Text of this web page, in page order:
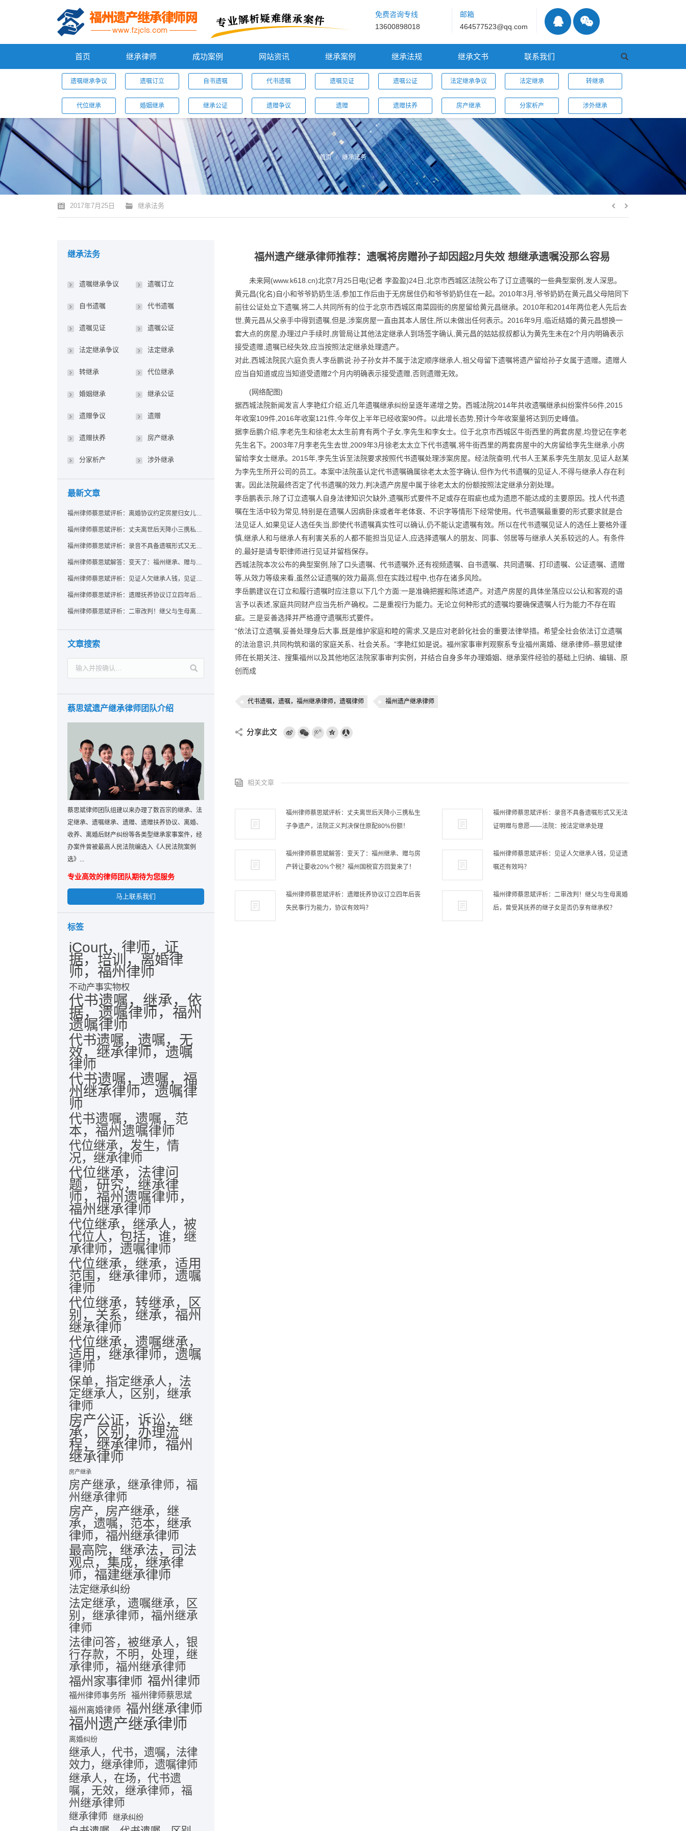
免费咨询专线
13600898018
邮箱
464577523@qq.com
首页 继承律师 成功案例 网站资讯 继承案例 继承法规 继承文书 联系我们
遗嘱继承争议 遗嘱订立 自书遗嘱 代书遗嘱 遗嘱见证 遗嘱公证 法定继承争议 法定继承 转继承
代位继承 婚姻继承 继承公证 遗赠争议 遗赠 遗赠扶养 房产继承 分家析产 涉外继承
您的位置： 首页 继承法务
2017年7月25日 继承法务
福州遗产继承律师推荐：遗嘱将房赠孙子却因超2月失效 想继承遗嘱没那么容易
未来网(www.k618.cn)北京7月25日电(记者 李盈盈)24日,北京市西城区法院公布了订立遗嘱的一些典型案例,发人深思。
黄元昌(化名)自小和爷爷奶奶生活,参加工作后由于无房居住仍和爷爷奶奶住在一起。2010年3月,爷爷奶奶在黄元昌父母陪同下
前往公证处立下遗嘱,将二人共同所有的位于北京市西城区南菜园街的房屋留给黄元昌继承。2010年和2014年两位老人先后去
世,黄元昌从父亲手中得到遗嘱,但是,涉案房屋一直由其本人居住,所以未做出任何表示。2016年9月,临近结婚的黄元昌想换一
套大点的房屋,办理过户手续时,房管局让其他法定继承人到场签字确认,黄元昌的姑姑叔叔都认为黄先生未在2个月内明确表示
接受遗赠,遗嘱已经失效,应当按照法定继承处理遗产。
对此,西城法院民六庭负责人李岳鹏说:孙子孙女并不属于法定顺序继承人,祖父母留下遗嘱将遗产留给孙子女属于遗赠。遗赠人
应当自知道或应当知道受遗赠2个月内明确表示接受遗赠,否则遗赠无效。
(网络配图)
据西城法院新闻发言人李艳红介绍,近几年遗嘱继承纠纷呈逐年递增之势。西城法院2014年共收遗嘱继承纠纷案件56件,2015
年收案109件,2016年收案121件,今年仅上半年已经收案90件。以此增长态势,预计今年收案量将达到历史峰值。
据李岳鹏介绍,李老先生和徐老太太生前育有两个子女,李先生和李女士。位于北京市西城区牛街西里的两套房屋,均登记在李老
先生名下。2003年7月李老先生去世,2009年3月徐老太太立下代书遗嘱,将牛街西里的两套房屋中的大房留给李先生继承,小房
留给李女士继承。2015年,李先生诉至法院要求按照代书遗嘱处理涉案房屋。经法院查明,代书人王某系李先生朋友,见证人赵某
为李先生所开公司的员工。本案中法院虽认定代书遗嘱确属徐老太太签字确认,但作为代书遗嘱的见证人,不得与继承人存在利
害。因此法院最终否定了代书遗嘱的效力,判决遗产房屋中属于徐老太太的份额按照法定继承分割处理。
李岳鹏表示,除了订立遗嘱人自身法律知识欠缺外,遗嘱形式要件不足或存在瑕疵也成为遗愿不能达成的主要原因。找人代书遗
嘱在生活中较为常见,特别是在遗嘱人因病卧床或者年老体衰、不识字等情形下经常使用。代书遗嘱最重要的形式要求就是合
法见证人,如果见证人选任失当,即使代书遗嘱真实性可以确认,仍不能认定遗嘱有效。所以在代书遗嘱见证人的选任上要格外谨
慎,继承人和与继承人有利害关系的人都不能担当见证人,应选择遗嘱人的朋友、同事、邻居等与继承人关系较远的人。有条件
的,最好是请专职律师进行见证并留档保存。
西城法院本次公布的典型案例,除了口头遗嘱、代书遗嘱外,还有视频遗嘱、自书遗嘱、共同遗嘱、打印遗嘱、公证遗嘱、遗赠
等,从效力等级来看,虽然公证遗嘱的效力最高,但在实践过程中,也存在诸多风险。
李岳鹏建议在订立和履行遗嘱时应注意以下几个方面:一是准确把握和陈述遗产。对遗产房屋的具体坐落应以公认和客观的语
言予以表述,家庭共同财产应当先析产确权。二是重视行为能力。无论立何种形式的遗嘱均要确保遗嘱人行为能力不存在瑕
疵。三是妥善选择并严格遵守遗嘱形式要件。
“依法订立遗嘱,妥善处理身后大事,既是维护家庭和睦的需求,又是应对老龄化社会的重要法律举措。希望全社会依法订立遗嘱
的法治意识,共同构筑和谐的家庭关系、社会关系。”李艳红如是说。福州家事审判观察系专业福州离婚、继承律师–蔡思斌律
师在长期关注、搜集福州以及其他地区法院家事审判实例，并结合自身多年办理婚姻、继承案件经验的基础上归纳、编辑、原
创而成
代书遗嘱，遗嘱，福州继承律师，遗嘱律师 福州遗产继承律师
分享此文
相关文章
福州律师蔡思斌评析：丈夫离世后天降小三携私生
子争遗产，法院正义判决保住原配80%份额！
福州律师蔡思斌评析：录音不具备遗嘱形式又无法
证明赠与意愿——法院：按法定继承处理
福州律师蔡思斌解答：变天了：福州继承、赠与房
产转让要收20%个税？福州国税官方回复来了！
福州律师蔡思斌评析：见证人欠继承人钱，见证遗
嘱还有效吗？
福州律师蔡思斌评析：遗赠抚养协议订立四年后丧
失民事行为能力，协议有效吗？
福州律师蔡思斌评析：二审改判！继父与生母离婚
后，曾受其抚养的继子女是否仍享有继承权？
继承法务
遗嘱继承争议 遗嘱订立
自书遗嘱 代书遗嘱
遗嘱见证 遗嘱公证
法定继承争议 法定继承
转继承 代位继承
婚姻继承 继承公证
遗赠争议 遗赠
遗赠扶养 房产继承
分家析产 涉外继承
最新文章
福州律师蔡思斌评析：离婚协议约定房屋归女儿所有，父亲去世后继母能否拒绝过户？
福州律师蔡思斌评析：丈夫离世后天降小三携私生子争遗产，法院正义判决保住原配80%份额！
福州律师蔡思斌评析：录音不具备遗嘱形式又无法证明赠与意愿——法院：按法定继承处理
福州律师蔡思斌解答：变天了：福州继承、赠与房产转让要收20%个税？福州国税官方回复来了！
福州律师蔡思斌评析：见证人欠继承人钱，见证遗嘱还有效吗？
福州律师蔡思斌评析：遗赠抚养协议订立四年后丧失民事行为能力，协议有效吗？
福州律师蔡思斌评析：二审改判！继父与生母离婚后，曾受其抚养的继子女是否仍享有继承权？
文章搜索
蔡思斌遗产继承律师团队介绍
蔡思斌律师团队组建以来办理了数百宗的继承、法
定继承、遗嘱继承、遗赠、遗赠扶养协议、离婚、
收养、离婚后财产纠纷等各类型继承家事案件，经
办案件曾被最高人民法院编选入《人民法院案例
选》...
专业高效的律师团队期待为您服务
马上联系我们
标签
iCourt，律师，证
据，培训，离婚律
师，福州律师
不动产事实物权
代书遗嘱，继承，依
据，遗嘱律师，福州
遗嘱律师
代书遗嘱，遗嘱，无
效，继承律师，遗嘱
律师
代书遗嘱，遗嘱，福
州继承律师，遗嘱律
师
代书遗嘱，遗嘱，范
本，福州遗嘱律师
代位继承，发生，情
况，继承律师
代位继承，法律问
题，研究，继承律
师，福州遗嘱律师，
福州继承律师
代位继承，继承人，被
代位人，包括，谁，继
承律师，遗嘱律师
代位继承，继承，适用
范围，继承律师，遗嘱
律师
代位继承，转继承，区
别，关系，继承，福州
继承律师
代位继承，遗嘱继承，
适用，继承律师，遗嘱
律师
保单，指定继承人，法
定继承人，区别，继承
律师
房产公证，诉讼，继
承，区别，办理流
程，继承律师，福州
继承律师
房产继承
房产继承，继承律师，福
州继承律师
房产，房产继承，继
承，遗嘱，范本，继承
律师，福州继承律师
最高院，继承法，司法
观点，集成，继承律
师，福建继承律师
法定继承纠纷
法定继承，遗嘱继承，区
别，继承律师，福州继承
律师
法律问答，被继承人，银
行存款，不明，处理，继
承律师，福州继承律师
福州家事律师 福州律师
福州律师事务所 福州律师蔡思斌
福州离婚律师 福州继承律师
福州遗产继承律师
离婚纠纷
继承人，代书，遗嘱，法律
效力，继承律师，遗嘱律师
继承人，在场，代书遗
嘱，无效，继承律师，福
州继承律师
继承律师 继承纠纷